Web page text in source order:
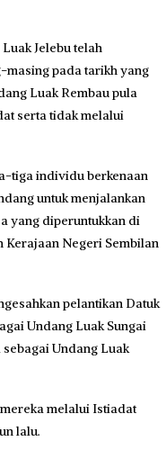
Jelebu telah
masing pada tarikh yang
Luak Rembau pula
serta tidak melalui
tiga individu berkenaan
untuk menjalankan
yang diperuntukkan di
Kerajaan Negeri Sembilan
pelantikan Datuk
Undang Luak Sungai
Undang Luak
melalui Istiadat
lalu.